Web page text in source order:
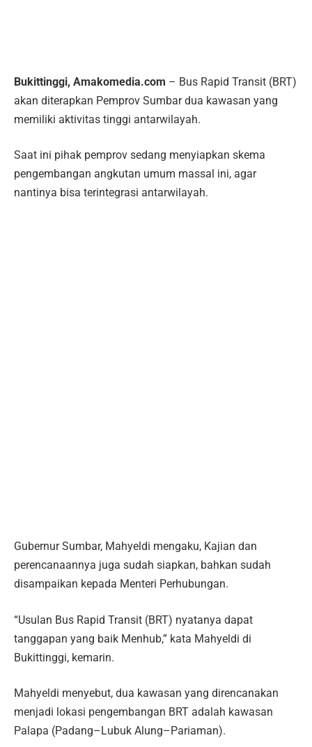
Bukittinggi, Amakomedia.com – Bus Rapid Transit (BRT)
akan diterapkan Pemprov Sumbar dua kawasan yang
memiliki aktivitas tinggi antarwilayah.
Saat ini pihak pemprov sedang menyiapkan skema
pengembangan angkutan umum massal ini, agar
nantinya bisa terintegrasi antarwilayah.
Gubernur Sumbar, Mahyeldi mengaku, Kajian dan
perencanaannya juga sudah siapkan, bahkan sudah
disampaikan kepada Menteri Perhubungan.
“Usulan Bus Rapid Transit (BRT) nyatanya dapat
tanggapan yang baik Menhub,” kata Mahyeldi di
Bukittinggi, kemarin.
Mahyeldi menyebut, dua kawasan yang direncanakan
menjadi lokasi pengembangan BRT adalah kawasan
Palapa (Padang–Lubuk Alung–Pariaman).